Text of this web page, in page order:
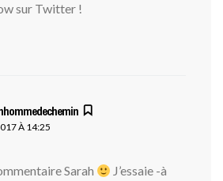
sur Twitter !
À 14:25
Sarah
J’essaie -à